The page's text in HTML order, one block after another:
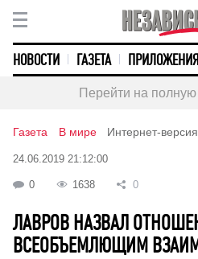
НОВОСТИ ГАЗЕТА ПРИЛОЖЕНИЯ
Перейти на
Газета В мире Интернет-версия
24.06.2019 21:12:00
0 1638 0
ЛАВРОВ НАЗВАЛ
ВСЕОБЪЕМЛЮЩИМ